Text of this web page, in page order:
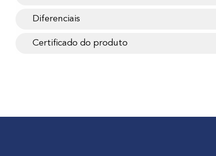
Diferenciais
Certificado do produto